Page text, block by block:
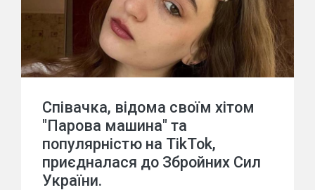
Співачка, відома своїм хітом
"Парова машина" та
популярністю на TikTok,
приєдналася до Збройних Сил
України.